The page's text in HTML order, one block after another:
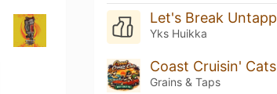
Yks Huikka
Coast Cruisin' Cats
Grains & Taps